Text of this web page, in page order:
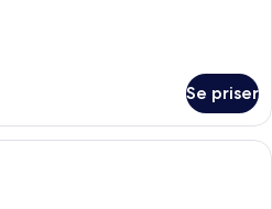
Se priser
En hylla med en svart